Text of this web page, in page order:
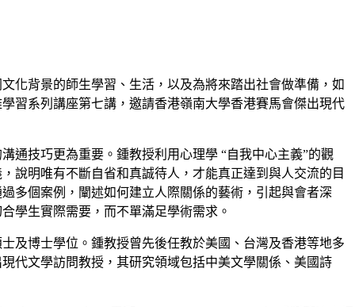
化背景的師生學習、生活，以及為將來踏出社會做準備，如
習系列講座第七講，邀請香港嶺南大學香港賽馬會傑出現代
通技巧更為重要。鍾教授利用心理學 “自我中心主義”的觀
說明唯有不斷自省和真誠待人，才能真正達到與人交流的目
多個案例，闡述如何建立人際關係的藝術，引起與會者深
學生實際需要，而不單滿足學術需求。
及博士學位。鍾教授曾先後任教於美國、台灣及香港等地多
代文學訪問教授，其研究領域包括中美文學關係、美國詩